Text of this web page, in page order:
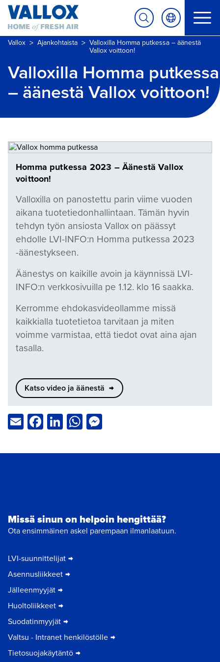
Vallox > Ajankohtaista > Valloxilla Homma putkessa – äänestä
Vallox voittoon!
Valloxilla Homma putkessa
– äänestä Vallox voittoon!
Homma putkessa 2023 – Äänestä Vallox
voittoon!
Valloxilla on panostettu parin viime vuoden
aikana tuotetiedonhallintaan. Tämän hyvin
tehdyn työn ansiosta Vallox on päässyt
ehdolle LVI-INFO:n Homma putkessa 2023
-äänestykseen.
Äänestys on kaikille avoin ja käynnissä LVI-
INFO:n verkkosivuilla pe 1.12. klo 16 saakka.
Kerromme ehdokasvideollamme missä
kaikkialla tuotetietoa tarvitaan ja miten
voimme varmistaa, että tiedot ovat aina ajan
tasalla.
Katso video ja äänestä
EmailFacebook
LinkedIn
WhatsApp
Missä sinun on helpoin hengittää?
Ota ensimmäinen askel parempaan ilmanlaatuun.
LVI-suunnittelijat
Asennusliikkeet
Jälleenmyyjät
Huoltoliikkeet
Suodatinmyyjät
Valtsu - Intranet henkilöstölle
Tietosuojakäytäntö